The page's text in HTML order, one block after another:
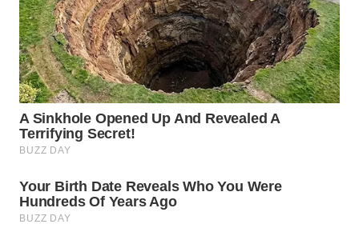
WN
CIANJUR
WN
KEPULAUAN
SERIBU
WN
WN
BINJAI